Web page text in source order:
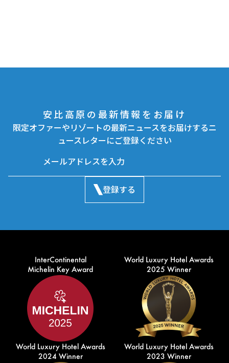
安比高原の最新情報をお届け
限定オファーやリゾートの最新ニュースをお届けするニ
ュースレターにご登録ください
登録する
InterContinental
Michelin Key Award
World Luxury Hotel Awards
2025 Winner
World Luxury Hotel Awards
2024 Winner
World Luxury Hotel Awards
2023 Winner